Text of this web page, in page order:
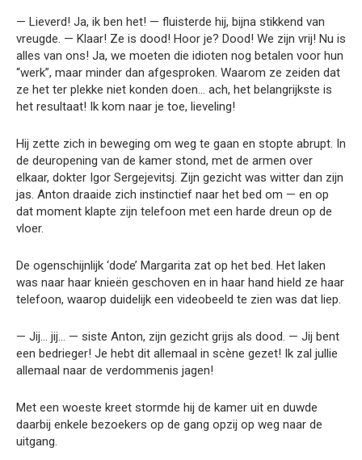
— Lieverd! Ja, ik ben het! — fluisterde hij, bijna stikkend van
vreugde. — Klaar! Ze is dood! Hoor je? Dood! We zijn vrij! Nu is
alles van ons! Ja, we moeten die idioten nog betalen voor hun
“werk”, maar minder dan afgesproken. Waarom ze zeiden dat
ze het ter plekke niet konden doen… ach, het belangrijkste is
het resultaat! Ik kom naar je toe, lieveling!
Hij zette zich in beweging om weg te gaan en stopte abrupt. In
de deuropening van de kamer stond, met de armen over
elkaar, dokter Igor Sergejevitsj. Zijn gezicht was witter dan zijn
jas. Anton draaide zich instinctief naar het bed om — en op
dat moment klapte zijn telefoon met een harde dreun op de
vloer.
De ogenschijnlijk ‘dode’ Margarita zat op het bed. Het laken
was naar haar knieën geschoven en in haar hand hield ze haar
telefoon, waarop duidelijk een videobeeld te zien was dat liep.
— Jij… jij… — siste Anton, zijn gezicht grijs als dood. — Jij bent
een bedrieger! Je hebt dit allemaal in scène gezet! Ik zal jullie
allemaal naar de verdommenis jagen!
Met een woeste kreet stormde hij de kamer uit en duwde
daarbij enkele bezoekers op de gang opzij op weg naar de
uitgang.